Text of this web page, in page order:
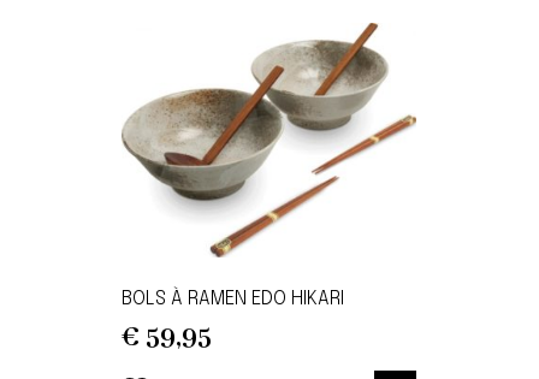
BOLS À RAMEN EDO HIKARI
€ 59,95